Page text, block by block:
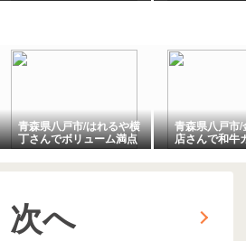
青森県八戸市/はれるや横
丁さんでボリューム満点
の定食を食べて来まし
た。
青森県八戸市
店さんで和牛
を食べて来ま
次へ